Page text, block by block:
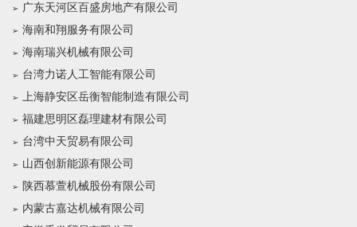
广东天河区百盛房地产有限公司
海南和翔服务有限公司
海南瑞兴机械有限公司
台湾力诺人工智能有限公司
上海静安区岳衡智能制造有限公司
福建思明区磊理建材有限公司
台湾中天贸易有限公司
山西创新能源有限公司
陕西慕萱机械股份有限公司
内蒙古嘉达机械有限公司